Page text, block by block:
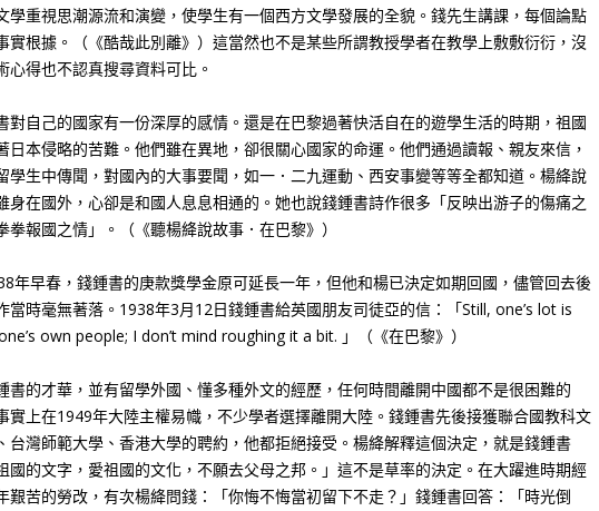
學重視思潮源流和演變，使學生有一個西方文學發展的全貌。錢先生講課，每個論點
實根據。（《酷哉此別離》）這當然也不是某些所謂教授學者在教學上敷敷衍衍，沒
心得也不認真搜尋資料可比。
對自己的國家有一份深厚的感情。還是在巴黎過著快活自在的遊學生活的時期，祖國
日本侵略的苦難。他們雖在異地，卻很關心國家的命運。他們通過讀報、親友來信，
學生中傳聞，對國內的大事要聞，如一．二九運動、西安事變等等全都知道。楊絳說
身在國外，心卻是和國人息息相通的。她也說錢鍾書詩作很多「反映出游子的傷痛之
拳報國之情」。（《聽楊絳說故事．在巴黎》）
年早春，錢鍾書的庚款獎學金原可延長一年，但他和楊已決定如期回國，儘管回去後
當時毫無著落。1938年3月12日錢鍾書給英國朋友司徒亞的信：「Still, one’s lot is
own people; I don’t mind roughing it a bit. 」（《在巴黎》）
書的才華，並有留學外國、懂多種外文的經歷，任何時間離開中國都不是很困難的
實上在1949年大陸主權易幟，不少學者選擇離開大陸。錢鍾書先後接獲聯合國教科文
台灣師範大學、香港大學的聘約，他都拒絕接受。楊絳解釋這個決定，就是錢鍾書
祖國的文字，愛祖國的文化，不願去父母之邦。」這不是草率的決定。在大躍進時期經
艱苦的勞改，有次楊絳問錢：「你悔不悔當初留下不走？」錢鍾書回答：「時光倒